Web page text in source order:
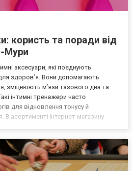
користь та поради від
Мури
аксесуари, які поєднують
здоров’я. Вони допомагають
зміцнюють м’язи тазового дна та
інтимні тренажери часто
для відновлення тонусу й
В асортименті інтернет-магазину